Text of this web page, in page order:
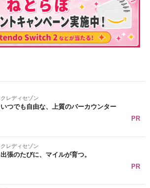
クレディセゾン
いつでも自由な、上質のバーカウンター
PR
クレディセゾン
出張のたびに、マイルが育つ。
PR